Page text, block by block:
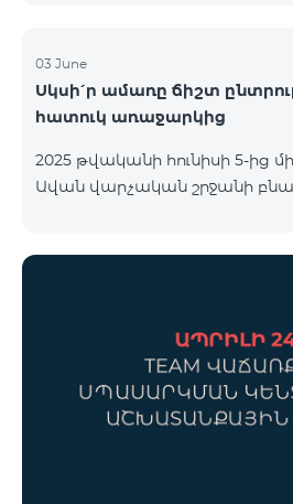
9900 Regional Ակցիայի շրջանակում
առաջարկվում է 50% զեղչ
համար, 12 ամիս
ներառումներին մանրամասն
համար կարող եք անցնել
է մինչև 1
03 June
Սկսի՛ր ամառը ճիշտ
հատուկ առաջարկից
2025 թվականի հունիսի 5-ից
Ավան վարչական շրջանի
50% զեղչ, Հաջորդ 6 ամիսների
ներառումներին մանրամասն
համար կարող եք անցնել